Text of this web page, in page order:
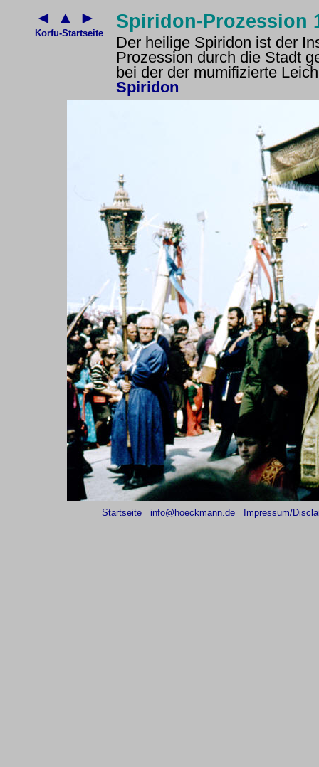
◄ ▲ ►
Korfu-Startseite
Spiridon-Prozession
Der heilige Spiridon ist der
Prozession durch die Stadt
bei der der mumifizierte
Spiridon
Startseite info@hoeckmann.de Impressum/